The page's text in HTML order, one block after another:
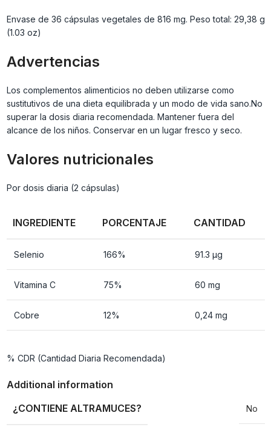
Envase de 36 cápsulas vegetales de 816 mg. Peso total: 29,38 g
(1.03 oz)
Advertencias
Los complementos alimenticios no deben utilizarse como
sustitutivos de una dieta equilibrada y un modo de vida sano.No
superar la dosis diaria recomendada. Mantener fuera del
alcance de los niños. Conservar en un lugar fresco y seco.
Valores nutricionales
Por dosis diaria (2 cápsulas)
INGREDIENTE PORCENTAJE CANTIDAD
Selenio 166% 91.3 µg
Vitamina C 75% 60 mg
Cobre 12% 0,24 mg
% CDR (Cantidad Diaria Recomendada)
Additional information
¿CONTIENE ALTRAMUCES?
No